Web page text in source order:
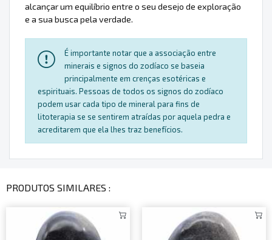
alcançar um equilíbrio entre o seu desejo de exploração
e a sua busca pela verdade.
É importante notar que a associação entre
minerais e signos do zodíaco se baseia
principalmente em crenças esotéricas e
espirituais. Pessoas de todos os signos do zodíaco
podem usar cada tipo de mineral para fins de
litoterapia se se sentirem atraídas por aquela pedra e
acreditarem que ela lhes traz benefícios.
PRODUTOS SIMILARES :